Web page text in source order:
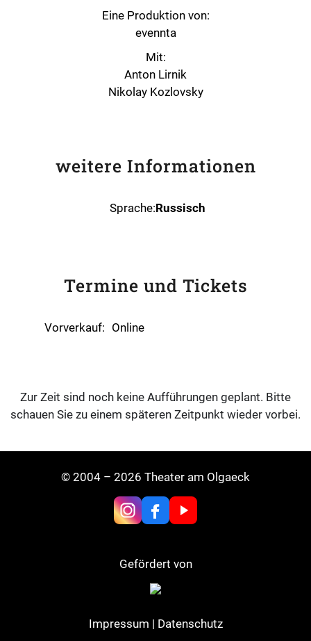
Eine Produktion von:
evennta
Mit:
Anton Lirnik
Nikolay Kozlovsky
weitere Informationen
Sprache:Russisch
Termine und Tickets
Vorverkauf: Online
Zur Zeit sind noch keine Aufführungen geplant. Bitte
schauen Sie zu einem späteren Zeitpunkt wieder vorbei.
© 2004 – 2026 Theater am Olgaeck
Gefördert von
Impressum | Datenschutz